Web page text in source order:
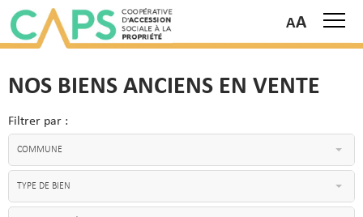
NOS BIENS ANCIENS EN VENTE
Filtrer par :
COMMUNE
TYPE DE BIEN
A